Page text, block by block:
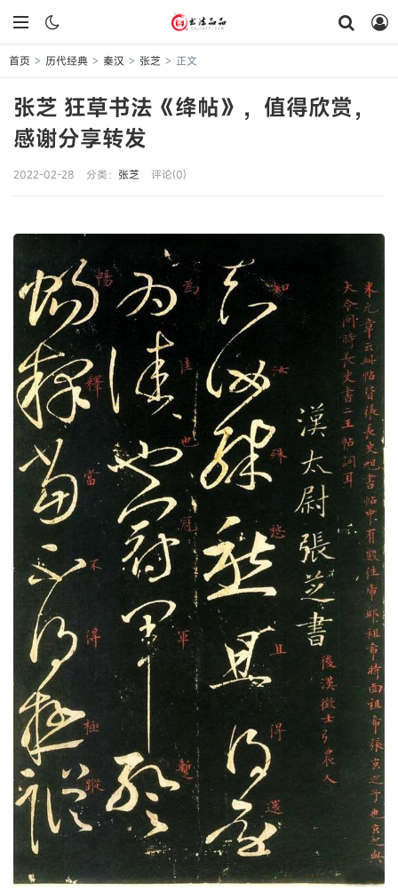
首页 > 历代经典 > 秦汉 > 张芝 > 正文
张芝 狂草书法《绛帖》，值得欣赏，
感谢分享转发
2022-02-28 分类： 张芝 评论(0)